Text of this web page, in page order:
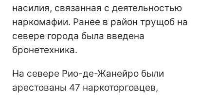
насилия, связанная с деятельностью
наркомафии. Ранее в район трущоб на
севере города была введена
бронетехника.
На севере Рио-де-Жанейро были
арестованы 47 наркоторговцев,